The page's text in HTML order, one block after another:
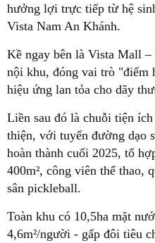
hưởng lợi trực tiếp từ hệ
Vista Nam An Khánh.
Kề ngay bên là Vista Mall
nội khu, đóng vai trò "điểm
hiệu ứng lan tỏa cho dãy
Liền sau đó là chuỗi tiện
thiện, với tuyến đường dạo
hoàn thành cuối 2025, tổ
400m², công viên thể thao,
sân pickleball.
Toàn khu có 10,5ha mặt
4,6m²/người - gấp đôi tiêu